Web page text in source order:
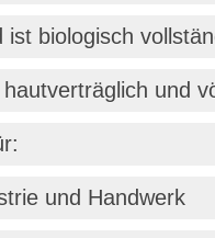
ist biologisch
und
und Handwerk